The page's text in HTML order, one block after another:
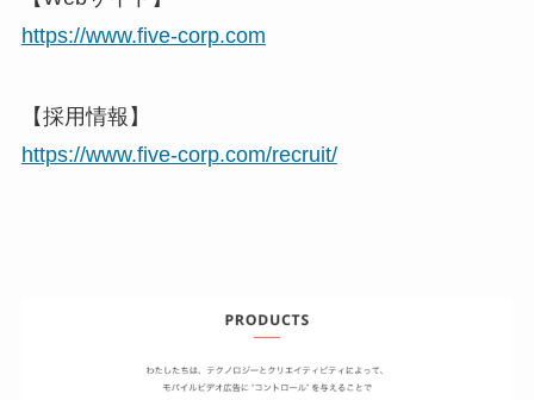
https://www.five-corp.com
【採用情報】
https://www.five-corp.com/recruit/